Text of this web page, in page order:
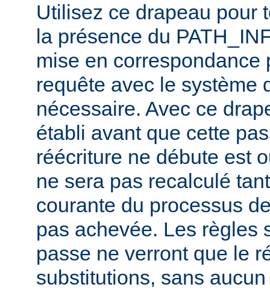
Utilisez ce drapeau pour
la présence du
mise en correspondance
requête avec le système
nécessaire. Avec ce
établi avant que cette
réécriture ne débute est
ne sera pas recalculé
courante du processus
pas achevée. Les règles
passe ne verront que le
substitutions, sans